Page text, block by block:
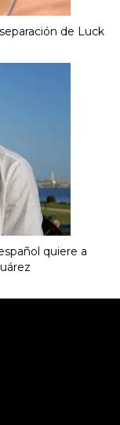
de Luck
quiere a